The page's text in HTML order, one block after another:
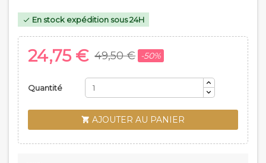
 En stock expédition sous 24H
24,75 € 49,50 € -50%
Quantité
 AJOUTER AU PANIER